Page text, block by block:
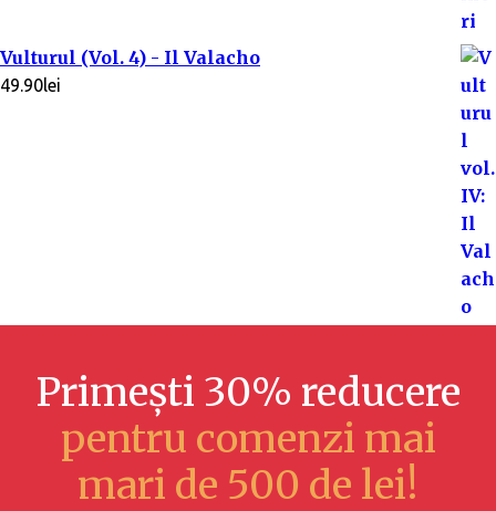
Vulturul (Vol. 4) - Il Valacho
49.90lei
Primești 30% reducere
pentru comenzi mai
mari de 500 de lei!